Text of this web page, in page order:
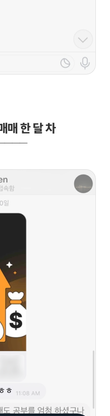
매 한 달 차